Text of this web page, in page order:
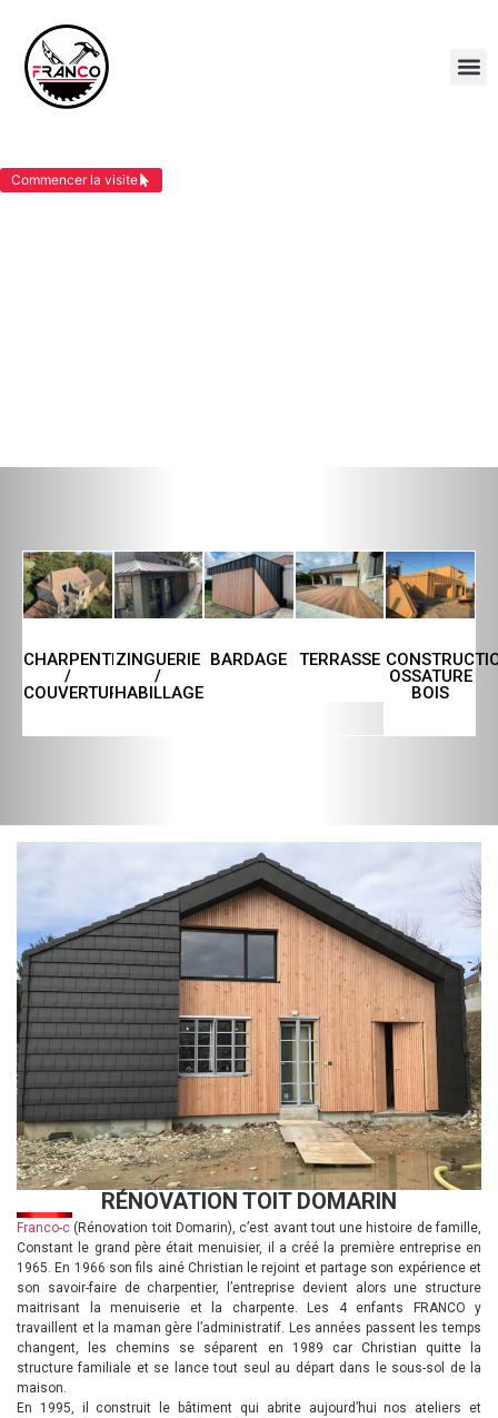
Commencer la visite
CHARPENTE
/
COUVERTURE
ZINGUERIE
/
HABILLAGE
BARDAGE TERRASSE
OSSATURE
BOIS
RÉNOVATION TOIT DOMARIN
Franco-c (Rénovation toit Domarin), c’est avant tout une histoire de famille,
Constant le grand père était menuisier, il a créé la première entreprise en
1965. En 1966 son fils ainé Christian le rejoint et partage son expérience et
son savoir-faire de charpentier, l’entreprise devient alors une structure
maitrisant la menuiserie et la charpente. Les 4 enfants FRANCO y
travaillent et la maman gère l’administratif. Les années passent les temps
changent, les chemins se séparent en 1989 car Christian quitte la
structure familiale et se lance tout seul au départ dans le sous-sol de la
maison.
En 1995, il construit le bâtiment qui abrite aujourd’hui nos ateliers et